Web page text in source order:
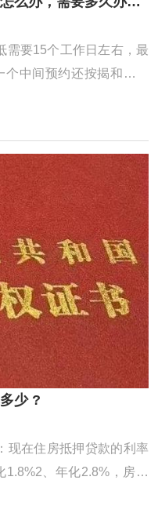
需要15个工作日左右，最
中间预约还按揭和解压
时间，所以总共就是需
体操作流程梳理：预约提
约，特殊 ...
少 ?
现在住房抵押贷款的利率
、年化2.8%，房本
个人征信，不看负债，年